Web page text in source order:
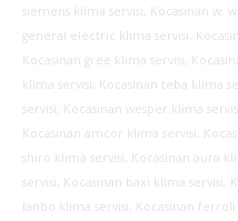
siemens klima servisi, Kocasinan w.
general electric klima servisi,
Kocasinan gree klima servisi,
klima servisi, Kocasinan teba klima
servisi, Kocasinan wesper klima
Kocasinan amcor klima servisi,
shiro klima servisi, Kocasinan aura
servisi, Kocasinan baxi klima servisi,
lanbo klima servisi, Kocasinan